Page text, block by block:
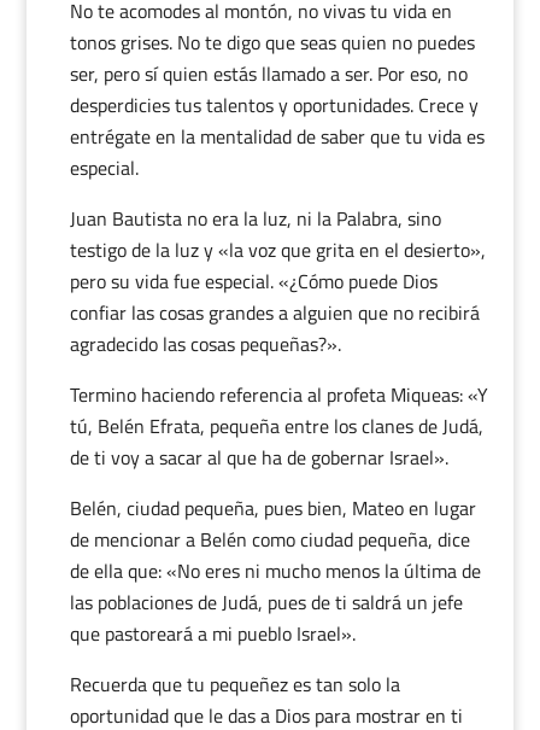
No te acomodes al montón, no vivas tu vida en
tonos grises. No te digo que seas quien no puedes
ser, pero sí quien estás llamado a ser. Por eso, no
desperdicies tus talentos y oportunidades. Crece y
entrégate en la mentalidad de saber que tu vida es
especial.
Juan Bautista no era la luz, ni la Palabra, sino
testigo de la luz y «la voz que grita en el desierto»,
pero su vida fue especial. «¿Cómo puede Dios
confiar las cosas grandes a alguien que no recibirá
agradecido las cosas pequeñas?».
Termino haciendo referencia al profeta Miqueas: «Y
tú, Belén Efrata, pequeña entre los clanes de Judá,
de ti voy a sacar al que ha de gobernar Israel».
Belén, ciudad pequeña, pues bien, Mateo en lugar
de mencionar a Belén como ciudad pequeña, dice
de ella que: «No eres ni mucho menos la última de
las poblaciones de Judá, pues de ti saldrá un jefe
que pastoreará a mi pueblo Israel».
Recuerda que tu pequeñez es tan solo la
oportunidad que le das a Dios para mostrar en ti